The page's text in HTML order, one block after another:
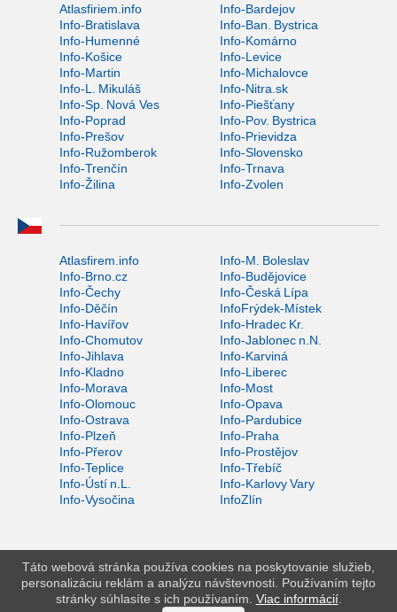
Atlasfiriem.info
Info-Bardejov
Info-Bratislava
Info-Ban. Bystrica
Info-Humenné
Info-Komárno
Info-Košice
Info-Levice
Info-Martin
Info-Michalovce
Info-L. Mikuláš
Info-Nitra.sk
Info-Sp. Nová Ves
Info-Piešťany
Info-Poprad
Info-Pov. Bystrica
Info-Prešov
Info-Prievidza
Info-Ružomberok
Info-Slovensko
Info-Trenčín
Info-Trnava
Info-Žilina
Info-Zvolen
Atlasfirem.info
Info-M. Boleslav
Info-Brno.cz
Info-Budějovice
Info-Čechy
Info-Česká Lípa
Info-Děčín
InfoFrýdek-Místek
Info-Havířov
Info-Hradec Kr.
Info-Chomutov
Info-Jablonec n.N.
Info-Jihlava
Info-Karviná
Info-Kladno
Info-Liberec
Info-Morava
Info-Most
Info-Olomouc
Info-Opava
Info-Ostrava
Info-Pardubice
Info-Plzeň
Info-Praha
Info-Přerov
Info-Prostějov
Info-Teplice
Info-Třebíč
Info-Ústí n.L.
Info-Karlovy Vary
Info-Vysočina
InfoZlín
Táto webová stránka používa cookies na poskytovanie služieb,
personalizáciu reklám a analýzu návštevnosti. Používaním tejto
stránky súhlasíte s ich používaním. Viac informácií.